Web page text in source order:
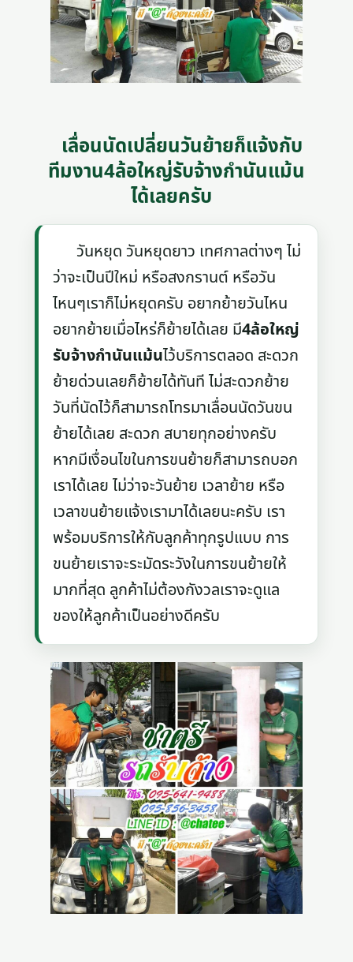
เลื่อนนัดเปลี่ยนวันย้ายก็แจ้งกับ
ทีมงาน4ล้อใหญ่รับจ้างกำนันแม้น
ได้เลยครับ
วันหยุด วันหยุดยาว เทศกาลต่างๆ ไม่
ว่าจะเป็นปีใหม่ หรือสงกรานต์ หรือวัน
ไหนๆเราก็ไม่หยุดครับ อยากย้ายวันไหน
อยากย้ายเมื่อไหร่ก็ย้ายได้เลย มี4ล้อใหญ่
รับจ้างกำนันแม้นไว้บริการตลอด สะดวก
ย้ายด่วนเลยก็ย้ายได้ทันที ไม่สะดวกย้าย
วันที่นัดไว้ก็สามารถโทรมาเลื่อนนัดวันขน
ย้ายได้เลย สะดวก สบายทุกอย่างครับ
หากมีเงื่อนไขในการขนย้ายก็สามารถบอก
เราได้เลย ไม่ว่าจะวันย้าย เวลาย้าย หรือ
เวลาขนย้ายแจ้งเรามาได้เลยนะครับ เรา
พร้อมบริการให้กับลูกค้าทุกรูปแบบ การ
ขนย้ายเราจะระมัดระวังในการขนย้ายให้
มากที่สุด ลูกค้าไม่ต้องกังวลเราจะดูแล
ของให้ลูกค้าเป็นอย่างดีครับ